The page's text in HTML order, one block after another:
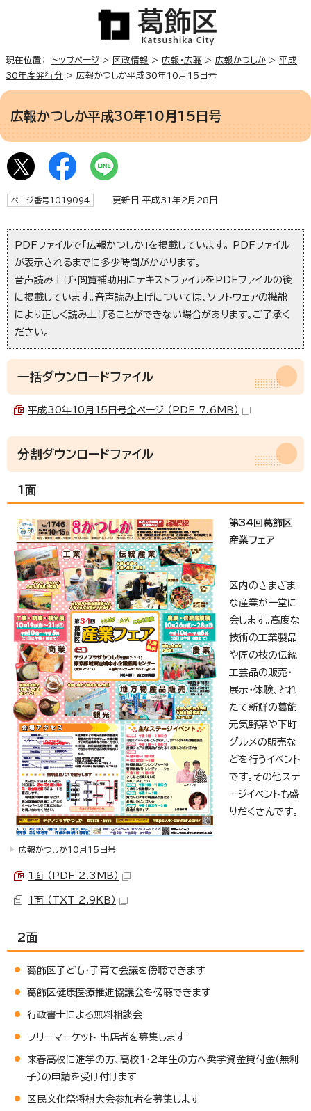
現在位置： トップページ > 区政情報 > 広報・広聴 > 広報かつしか > 平成
30年度発行分 > 広報かつしか平成30年10月15日号
広報かつしか平成30年10月15日号
ページ番号1019094 更新日 平成31年2月28日
PDFファイルで「広報かつしか」を掲載しています。 PDFファイル
が表示されるまでに多少時間がかかります。
音声読み上げ・閲覧補助用にテキストファイルをPDFファイルの後
に掲載しています。音声読み上げについては、ソフトウェアの機能
により正しく読み上げることができない場合があります。ご了承く
ださい。
一括ダウンロードファイル
平成30年10月15日号全ページ （PDF 7.6MB）
分割ダウンロードファイル
1面
広報かつしか10月15日号
第34回葛飾区
産業フェア
区内のさまざま
な産業が一堂に
会します。高度な
技術の工業製品
や匠の技の伝統
工芸品の販売・
展示・体験、とれ
たて新鮮の葛飾
元気野菜や下町
グルメの販売な
どを行うイベント
です。その他ステ
ージイベントも盛
りだくさんです。
1面 （PDF 2.3MB）
1面 （TXT 2.9KB）
2面
葛飾区子ども・子育て会議を傍聴できます
葛飾区健康医療推進協議会を傍聴できます
行政書士による無料相談会
フリーマーケット 出店者を募集します
来春高校に進学の方、高校1・2年生の方へ奨学資金貸付金（無利
子）の申請を受け付けます
区民文化祭将棋大会参加者を募集します